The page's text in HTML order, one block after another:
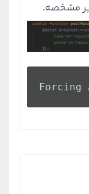
مشخصه.
Forcing